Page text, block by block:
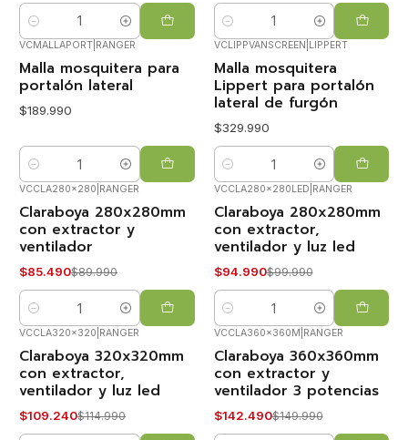
Cantidad Cantidad
VCMALLAPORT RANGER
Malla mosquitera para
portalón lateral
$189.990
Cantidad
VCLIPPVANSCREEN LIPPERT
Malla mosquitera
Lippert para portalón
lateral de furgón
$329.990
Cantidad
-5%
OFF
VOLVIÓ!
VCCLA280x280 RANGER
Claraboya 280x280mm
con extractor y
ventilador
$85.490$89.990
Cantidad
-5%
OFF
VOLVIÓ!
VCCLA280x280LED RANGER
Claraboya 280x280mm
con extractor,
ventilador y luz led
$94.990$99.990
Cantidad
-5%
OFF
VOLVIÓ!
VCCLA320x320 RANGER
Claraboya 320x320mm
con extractor,
ventilador y luz led
$109.240$114.990
-5%
OFF
VOLVIÓ!
VCCLA360x360M RANGER
Claraboya 360x360mm
con extractor y
ventilador 3 potencias
$142.490$149.990